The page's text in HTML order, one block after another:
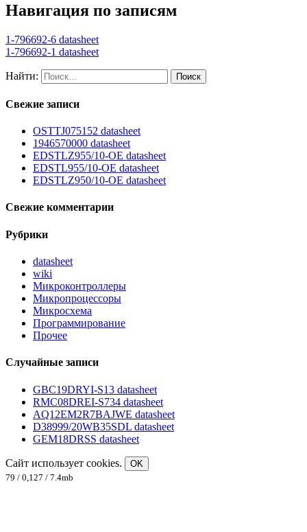
Навигация по записям
1-796692-6 datasheet
1-796692-1 datasheet
Найти:
Свежие записи
OSTTJ075152 datasheet
1946570000 datasheet
EDSTLZ955/10-OE datasheet
EDSTL955/10-OE datasheet
EDSTLZ950/10-OE datasheet
Свежие комментарии
Рубрики
datasheet
wiki
Микроконтроллеры
Микропроцессоры
Микросхема
Программирование
Прочее
Случайные записи
GBC19DRYI-S13 datasheet
RMC08DREI-S734 datasheet
AQ12EM2R7BAJWE datasheet
D38999/20WB35SDL datasheet
GEM18DRSS datasheet
Сайт использует cookies.
OK
79 / 0,127 / 7.4mb